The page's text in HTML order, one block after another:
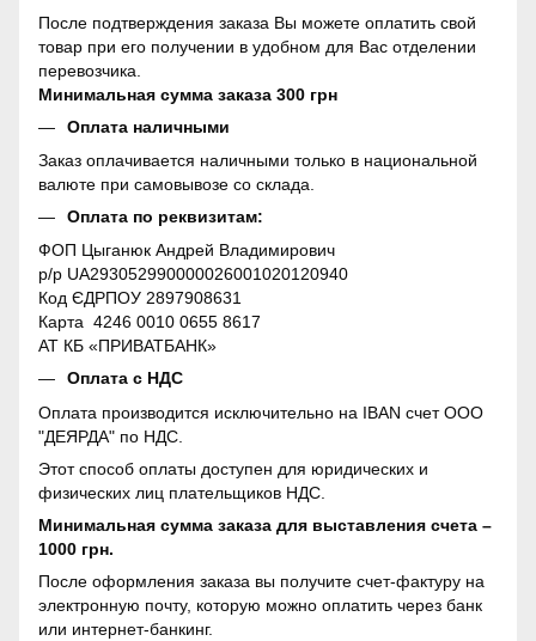
После подтверждения заказа Вы можете оплатить свой
товар при его получении в удобном для Вас отделении
перевозчика.
Минимальная сумма заказа 300 грн
Оплата наличными
Заказ оплачивается наличными только в национальной
валюте при самовывозе со склада.
Оплата по реквизитам:
ФОП Цыганюк Андрей Владимирович
р/р UA293052990000026001020120940
Код ЄДРПОУ 2897908631
Карта 4246 0010 0655 8617
АТ КБ «ПРИВАТБАНК»
Оплата с НДС
Оплата производится исключительно на IBAN счет ООО
"ДЕЯРДА" по НДС.
Этот способ оплаты доступен для юридических и
физических лиц плательщиков НДС.
Минимальная сумма заказа для выставления счета –
1000 грн.
После оформления заказа вы получите счет-фактуру на
электронную почту, которую можно оплатить через банк
или интернет-банкинг.